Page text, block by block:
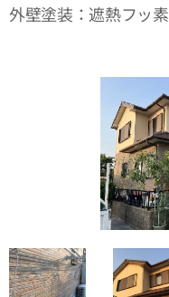
外壁塗装：遮熱フッ素